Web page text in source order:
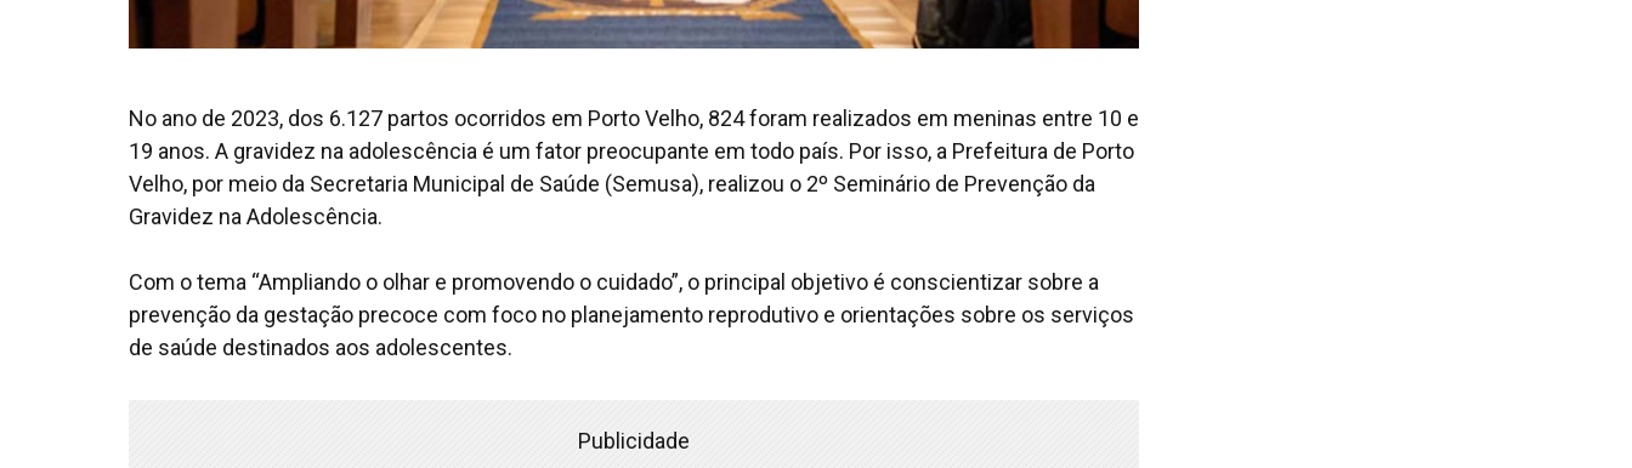
No ano de 2023, dos 6.127 partos ocorridos em Porto Velho, 824 foram realizados em meninas entre 10 e
19 anos. A gravidez na adolescência é um fator preocupante em todo país. Por isso, a Prefeitura de Porto
Velho, por meio da Secretaria Municipal de Saúde (Semusa), realizou o 2º Seminário de Prevenção da
Gravidez na Adolescência.
Com o tema “Ampliando o olhar e promovendo o cuidado”, o principal objetivo é conscientizar sobre a
prevenção da gestação precoce com foco no planejamento reprodutivo e orientações sobre os serviços
de saúde destinados aos adolescentes.
Publicidade